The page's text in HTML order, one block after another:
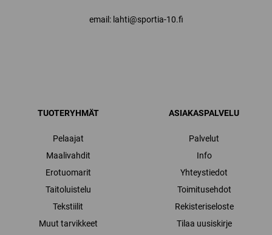
email: lahti@sportia-10.fi
TUOTERYHMÄT
Pelaajat
Maalivahdit
Erotuomarit
Taitoluistelu
Tekstiilit
Muut tarvikkeet
ASIAKASPALVELU
Palvelut
Info
Yhteystiedot
Toimitusehdot
Rekisteriseloste
Tilaa uusiskirje